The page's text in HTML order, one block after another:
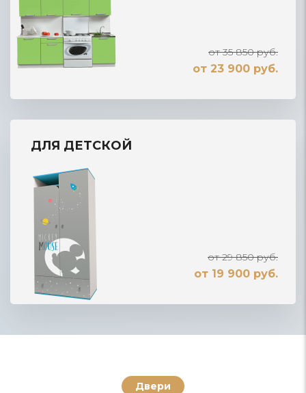
от 35 850 руб.
от 23 900 руб.
ДЛЯ ДЕТСКОЙ
от 29 850 руб.
от 19 900 руб.
Двери